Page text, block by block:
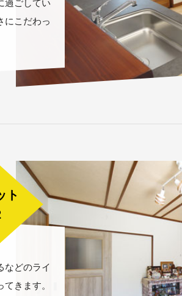
過ごしてい
にこだわっ
ト
などのライ
きます。